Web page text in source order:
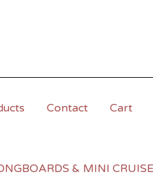
Contact Cart
& MINI